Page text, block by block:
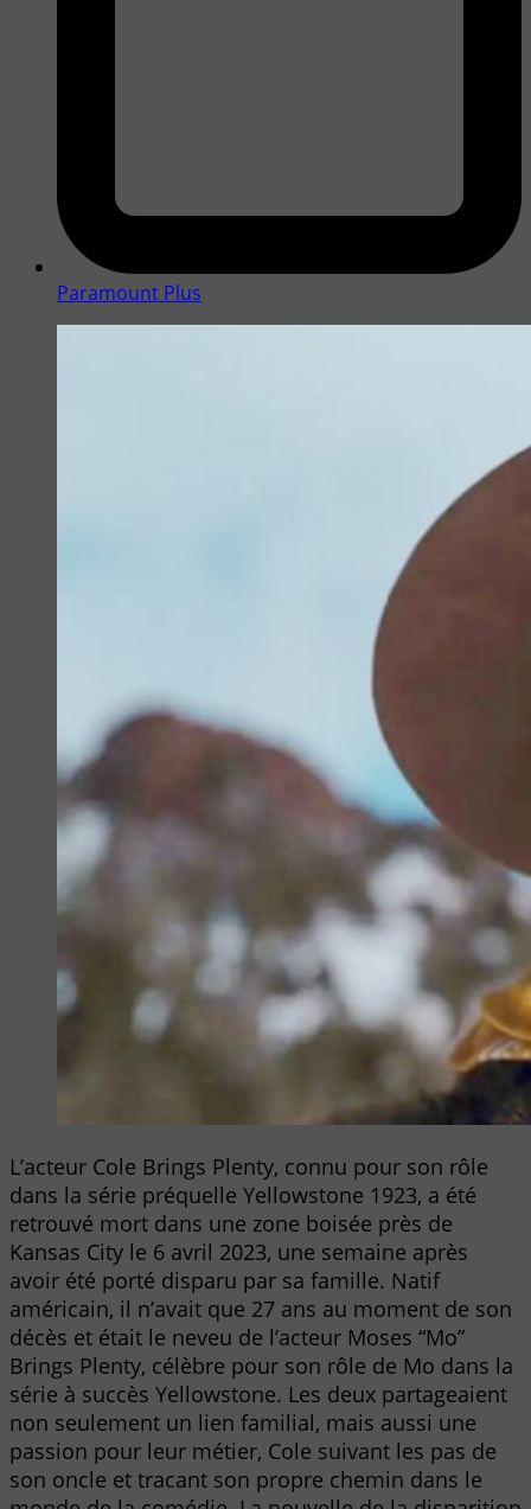
Paramount Plus
L’acteur Cole Brings Plenty, connu pour son rôle
dans la série préquelle Yellowstone 1923, a été
retrouvé mort dans une zone boisée près de
Kansas City le 6 avril 2023, une semaine après
avoir été porté disparu par sa famille. Natif
américain, il n’avait que 27 ans au moment de son
décès et était le neveu de l’acteur Moses “Mo”
Brings Plenty, célèbre pour son rôle de Mo dans la
série à succès Yellowstone. Les deux partageaient
non seulement un lien familial, mais aussi une
passion pour leur métier, Cole suivant les pas de
son oncle et tracant son propre chemin dans le